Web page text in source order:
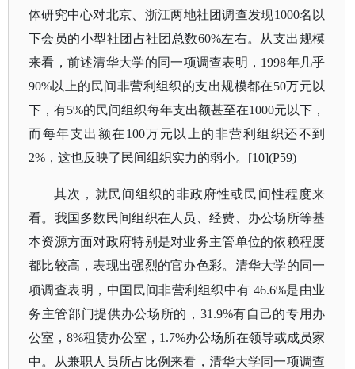
体研究中心对北京、浙江两地社团调查发现1000名以
下会员的小型社团占社团总数60%左右。从支出规模
来看，前述清华大学的同一项调查表明，1998年几乎
90%以上的民间非营利组织的支出规模都在50万元以
下，有5%的民间组织每年支出额甚至在1000元以下，
而每年支出额在100万元以上的非营利组织还不到
2%，这也反映了民间组织实力的弱小。[10](P59)
其次，就民间组织的非政府性或民间性程度来
看。我国多数民间组织在人员、经费、办公场所等基
本资源方面对政府特别是对业务主管单位的依赖程度
都比较高，表现出强烈的官办色彩。清华大学的同一
项调查表明，中国民间非营利组织中有 46.6%是由业
务主管部门提供办公场所的，31.9%有自己的专用办
公室，8%租赁办公室，1.7%办公场所在领导或成员家
中。从兼职人员所占比例来看，清华大学同一项调查